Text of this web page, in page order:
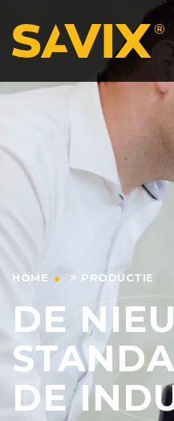
HOME » PRODUCTIE
DE
DE